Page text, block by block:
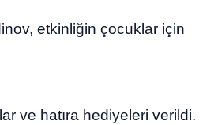
etkinliğin çocuklar için
ve hatıra hediyeleri verildi.